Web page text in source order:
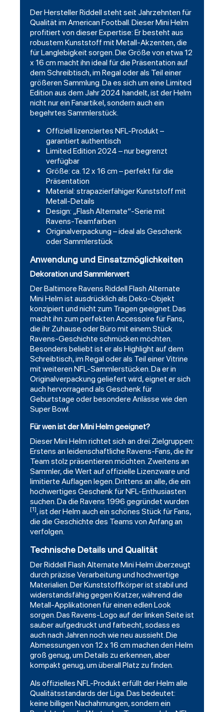
Der Hersteller Riddell steht seit Jahrzehnten für
Qualität im AmericanFootball. Dieser Mini Helm
profitiert von dieser Expertise: Er besteht aus
robustem Kunststoff mit Metall-Akzenten, die
für Langlebigkeit sorgen. Die Größe von etwa 12
x 16 cm macht ihn ideal für die Präsentation auf
dem Schreibtisch, im Regal oder als Teil einer
größeren Sammlung. Da es sich um eine Limited
Edition aus dem Jahr 2024 handelt, ist der Helm
nicht nur ein Fanartikel, sondern auch ein
begehrtes Sammlerstück.
Offiziell lizenziertes NFL-Produkt –
garantiert authentisch
Limited Edition 2024 – nur begrenzt
verfügbar
Größe: ca. 12 x 16 cm – perfekt für die
Präsentation
Material: strapazierfähiger Kunststoff mit
Metall-Details
Design: „Flash Alternate“-Serie mit
Ravens-Teamfarben
Originalverpackung – ideal als Geschenk
oder Sammlerstück
Anwendung und Einsatzmöglichkeiten
Dekoration und Sammlerwert
Der Baltimore Ravens Riddell Flash Alternate
Mini Helm ist ausdrücklich als Deko-Objekt
konzipiert und nicht zum Tragen geeignet. Das
macht ihn zum perfekten Accessoire für Fans,
die ihr Zuhause oder Büro mit einem Stück
Ravens-Geschichte schmücken möchten.
Besonders beliebt ist er als Highlight auf dem
Schreibtisch, im Regal oder als Teil einer Vitrine
mit weiteren NFL-Sammlerstücken. Da er in
Originalverpackung geliefert wird, eignet er sich
auch hervorragend als Geschenk für
Geburtstage oder besondere Anlässe wie den
Super Bowl.
Für wen ist der Mini Helm geeignet?
Dieser Mini Helm richtet sich an drei Zielgruppen:
Erstens an leidenschaftliche Ravens-Fans, die ihr
Team stolz präsentieren möchten. Zweitens an
Sammler, die Wert auf offizielle Lizenzware und
limitierte Auflagen legen. Drittens an alle, die ein
hochwertiges Geschenk für NFL-Enthusiasten
suchen. Da die Ravens 1996 gegründet wurden
[1], ist der Helm auch ein schönes Stück für Fans,
die die Geschichte des Teams von Anfang an
verfolgen.
Technische Details und Qualität
Der Riddell Flash Alternate Mini Helm überzeugt
durch präzise Verarbeitung und hochwertige
Materialien. Der Kunststoffkörper ist stabil und
widerstandsfähig gegen Kratzer, während die
Metall-Applikationen für einen edlen Look
sorgen. Das Ravens-Logo auf der linken Seite ist
sauber aufgedruckt und farbecht, sodass es
auch nach Jahren noch wie neu aussieht. Die
Abmessungen von 12 x 16 cm machen den Helm
groß genug, um Details zu erkennen, aber
kompakt genug, um überall Platz zu finden.
Als offizielles NFL-Produkt erfüllt der Helm alle
Qualitätsstandards der Liga. Das bedeutet:
keine billigen Nachahmungen, sondern ein